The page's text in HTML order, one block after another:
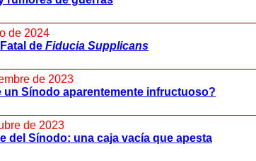
de 2024
de Fiducia Supplicans
de 2023
un Sínodo aparentemente infructuoso?
de 2023
del Sínodo: una caja vacía que apesta